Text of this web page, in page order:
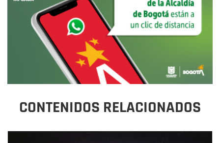
CONTENIDOS RELACIONADOS